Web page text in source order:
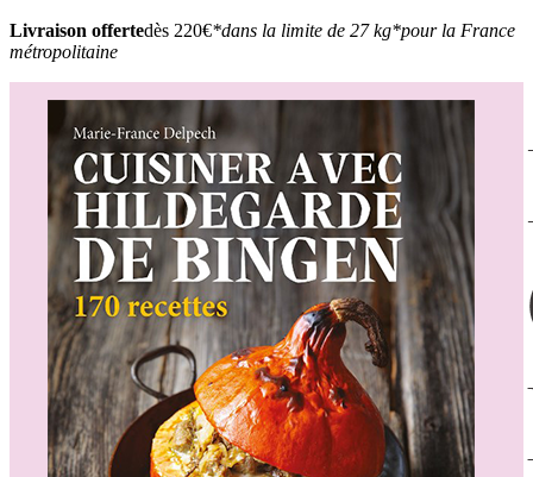
Livraison offertedès 220€*dans la limite de 27 kg*pour la France
métropolitaine